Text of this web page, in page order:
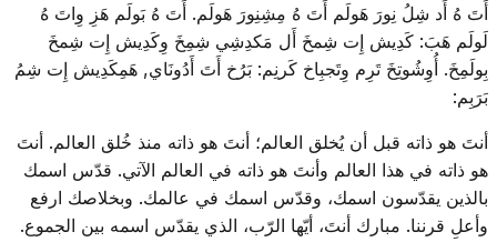
أَتَ هُ أَد شِلُ نِورَ هَولَم أَتَ هُ مِشِنِورَ هَولَم. أَتَ هُ بَولَم هَزِ وِاتَ هُ
لَولَم هَبَ: كَدِيش إِت شِمخَ أَل مَكدِشِي شِمِخَ وِكَدِيش إِت شِمخَ
بِولَمِخَ. أُوِشُوتِخَ تَرِم وِتَجبِاخ كَرنِم: بَرُخ أَتَ أَدُونَاي, هَمِكَدِيش إِت شِمُ
بَرَبِم:
أنتَ هو ذاته قبل أن يُخلق العالم؛ أنتَ هو ذاته منذ خُلق العالم. أنتَ
هو ذاته في هذا العالم وأنتَ هو ذاته في العالم الآتي. قدّس اسمك
بالذين يقدّسون اسمك، وقدّس اسمك في عالمك. وبخلاصك ارفع
وأعلِ قرننا. مبارك أنتَ، أيّها الرّب، الذي يقدّس اسمه بين الجموع.